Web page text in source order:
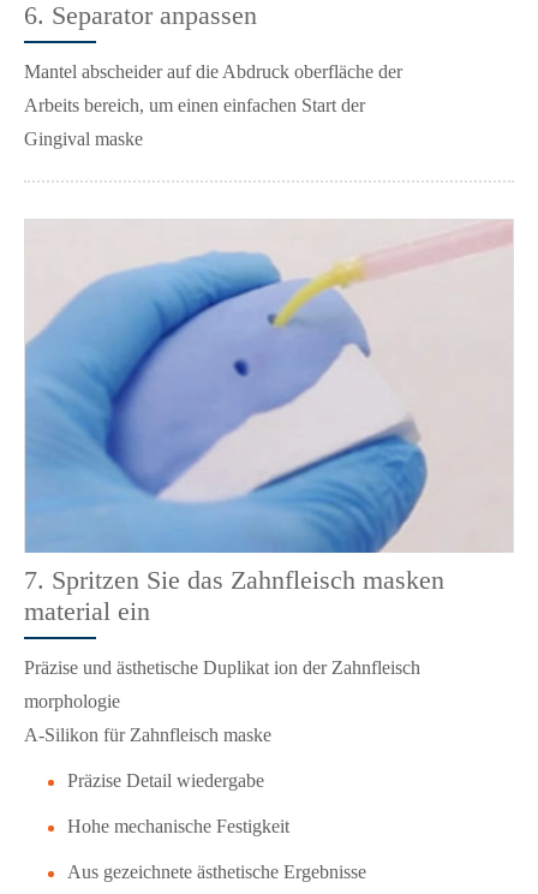
6. Separator anpassen
Mantel abscheider auf die Abdruck oberfläche der
Arbeits bereich, um einen einfachen Start der
Gingival maske
7. Spritzen Sie das Zahnfleisch masken
material ein
Präzise und ästhetische Duplikat ion der Zahnfleisch
morphologie
A-Silikon für Zahnfleisch maske
Präzise Detail wiedergabe
Hohe mechanische Festigkeit
Aus gezeichnete ästhetische Ergebnisse